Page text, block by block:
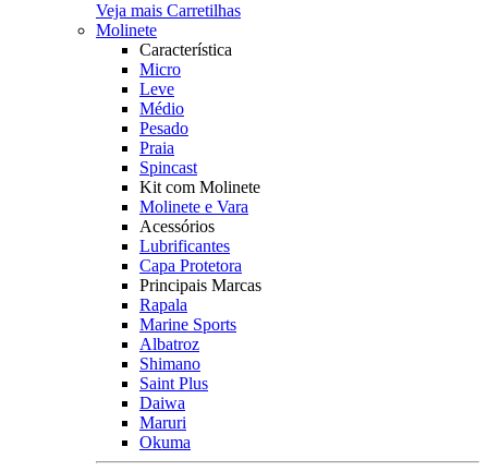
Veja mais Carretilhas
Molinete
Característica
Micro
Leve
Médio
Pesado
Praia
Spincast
Kit com Molinete
Molinete e Vara
Acessórios
Lubrificantes
Capa Protetora
Principais Marcas
Rapala
Marine Sports
Albatroz
Shimano
Saint Plus
Daiwa
Maruri
Okuma